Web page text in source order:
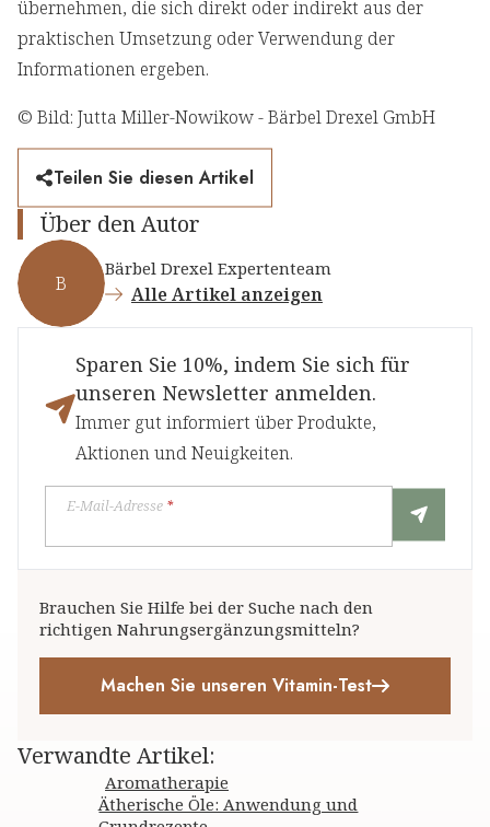
übernehmen, die sich direkt oder indirekt aus der
praktischen Umsetzung oder Verwendung der
Informationen ergeben.
© Bild: Jutta Miller-Nowikow - Bärbel Drexel GmbH
Teilen Sie diesen Artikel
Über den Autor
B
Bärbel Drexel Expertenteam
Alle Artikel anzeigen
Sparen Sie 10%, indem Sie sich für
unseren Newsletter anmelden.
Immer gut informiert über Produkte,
Aktionen und Neuigkeiten.
E-Mail-Adresse *
Brauchen Sie Hilfe bei der Suche nach den
richtigen Nahrungsergänzungsmitteln?
Machen Sie unseren Vitamin-Test
Verwandte Artikel:
Aromatherapie
Ätherische Öle: Anwendung und